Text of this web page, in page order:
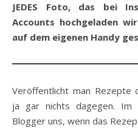
JEDES Foto, das bei
Accounts hochgeladen
auf dem eigenen Handy
Veröffentlicht man Rezepte
ja gar nichts dagegen. Im
Blogger uns, wenn das